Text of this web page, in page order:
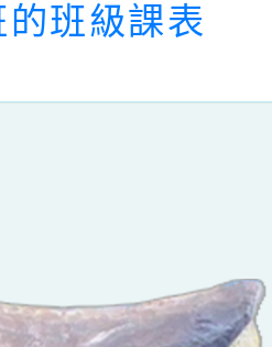
班級課表